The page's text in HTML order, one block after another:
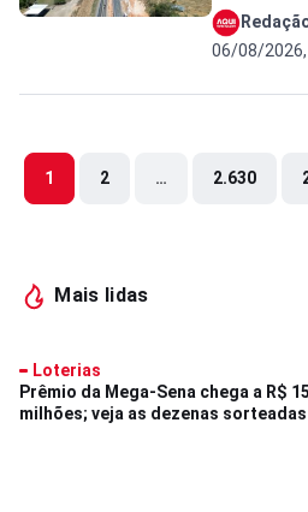
06/08/2026,
Mais lidas
Loterias
Prêmio da Mega-Sena chega a R$
milhões; veja as dezenas sorteadas
1 2 … 2.630